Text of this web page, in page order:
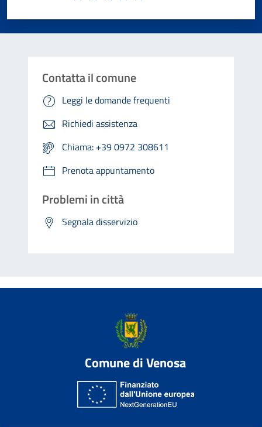
Contatta il comune
Leggi le domande frequenti
Richiedi assistenza
Chiama: +39 0972 308611
Prenota appuntamento
Problemi in città
Segnala disservizio
Comune di Venosa